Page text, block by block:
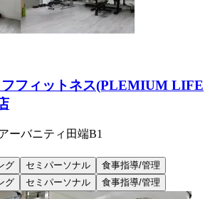
フィットネス(PLEMIUM LIFE
ーバニティ田端B1
グ セミパーソナル
食事指導/管理
グ
セミパーソナル 食事指導/管理